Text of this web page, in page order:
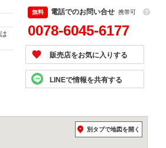
電話でのお問い合せ 携帯可 ？
0078-6045-6177
販売店をお気に入りする
LINEで情報を共有する
別タブで地図を開く